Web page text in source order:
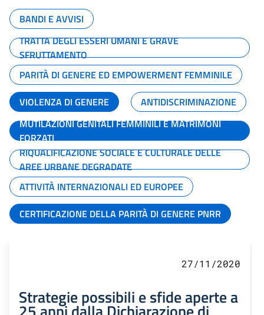
BANDI E AVVISI
TRATTA DEGLI ESSERI UMANI E GRAVE
SFRUTTAMENTO
PARITÀ DI GENERE ED EMPOWERMENT FEMMINILE
VIOLENZA DI GENERE
ANTIDISCRIMINAZIONE
MUTILAZIONI GENITALI FEMMINILI E MATRIMONI
FORZATI
RIQUALIFICAZIONE SOCIALE E CULTURALE DELLE
AREE URBANE DEGRADATE
ATTIVITÀ INTERNAZIONALI ED EUROPEE
CERTIFICAZIONE DELLA PARITÀ DI GENERE PNRR
27/11/2020
Strategie possibili e sfide aperte a